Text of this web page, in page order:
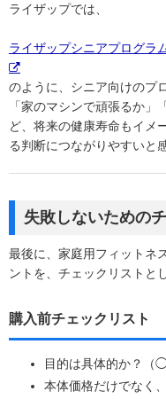
ライザップでは、
ライザップシニアプログラ
のように、シニア向けのプ
「家のマシンで頑張るか
ど、将来の健康寿命もイメ
る判断につながりやすいと
失敗しないための
最後に、家庭用フィットネ
ントを、チェックリストと
購入前チェックリスト
目的は具体的か？（
本体価格だけでなく